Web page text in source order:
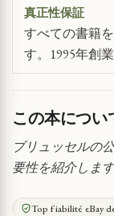
真正性保証
すべての書籍
す。1995年創
この本につい
ブリュッセルの
要性を紹介します
Top fiabilité eBay